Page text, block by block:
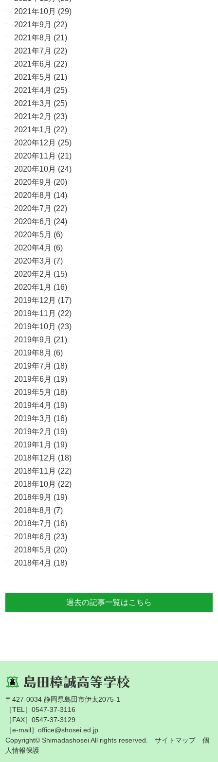
2021年10月 (29)
2021年9月 (22)
2021年8月 (21)
2021年7月 (22)
2021年6月 (22)
2021年5月 (21)
2021年4月 (25)
2021年3月 (25)
2021年2月 (23)
2021年1月 (22)
2020年12月 (25)
2020年11月 (21)
2020年10月 (24)
2020年9月 (20)
2020年8月 (14)
2020年7月 (22)
2020年6月 (24)
2020年5月 (6)
2020年4月 (6)
2020年3月 (7)
2020年2月 (15)
2020年1月 (16)
2019年12月 (17)
2019年11月 (22)
2019年10月 (23)
2019年9月 (21)
2019年8月 (6)
2019年7月 (18)
2019年6月 (19)
2019年5月 (18)
2019年4月 (19)
2019年3月 (16)
2019年2月 (19)
2019年1月 (19)
2018年12月 (18)
2018年11月 (22)
2018年10月 (22)
2018年9月 (19)
2018年8月 (7)
2018年7月 (16)
2018年6月 (23)
2018年5月 (20)
2018年4月 (18)
過去の記事一覧はこちら
〒427-0034 静岡県島田市伊太2075-1
［TEL］0547-37-3116
［FAX］0547-37-3129
［e-mail］office@shosei.ed.jp
Copyright© Shimadashosei All rights reserved.サイトマップ
個
人情報保護